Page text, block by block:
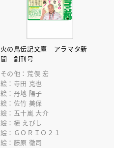
火の鳥伝記文庫 アラマタ新
聞 創刊号
その他：荒俣 宏
絵：寺田 克也
絵：丹地 陽子
絵：佐竹 美保
絵：五十嵐 大介
絵：槇 えびし
絵：ＧＯＲＩＯ２１
絵：藤原 徹司